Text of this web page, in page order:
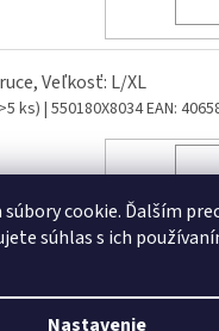
cookie. Ďalším
súhlas s ich
Nastavenie
Veľkosť: L/XL
ks) | 550180X8034EAN: